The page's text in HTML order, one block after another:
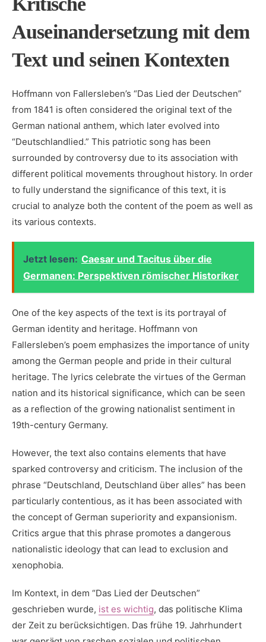
Auseinandersetzung mit dem
Text und seinen Kontexten
Hoffmann von Fallersleben’s “Das Lied ‍der Deutschen”
from 1841 is often considered the original ⁣text of the
German national ⁤anthem, which later evolved into
“Deutschlandlied.” This patriotic song⁤ has been
surrounded by controversy⁢ due⁣ to its association with
different‌ political ⁢movements throughout history. In order⁤
to fully understand the significance of this text, it is
crucial to analyze both⁢ the content of the poem⁤ as well as
its ‌various contexts.
Jetzt lesen: Caesar und Tacitus über die
Germanen: Perspektiven römischer Historiker
One ‌of the key aspects of the text is its‌ portrayal⁢ of
German identity and heritage. Hoffmann von
Fallersleben’s poem ⁢emphasizes the importance of ⁢unity
among the German people and ⁤pride in their‍ cultural
heritage. The lyrics‌ celebrate the ​virtues of the German
nation and its historical significance, which can be seen
as ​a reflection ‌of the ⁤growing nationalist sentiment ‍in
⁢19th-century Germany.
However, the text also contains elements that have
sparked controversy and ⁤criticism. The inclusion of the
phrase “Deutschland, Deutschland über‌ alles” has been
particularly contentious, as it has ​been associated with
the ‌concept of German superiority and expansionism.
Critics argue that this phrase promotes a dangerous
nationalistic ideology that can lead to exclusion ⁢and⁢
xenophobia.
Im Kontext, in dem “Das Lied der Deutschen”
geschrieben wurde, ist es wichtig, das politische Klima
der Zeit zu berücksichtigen. Das frühe 19. Jahrhundert